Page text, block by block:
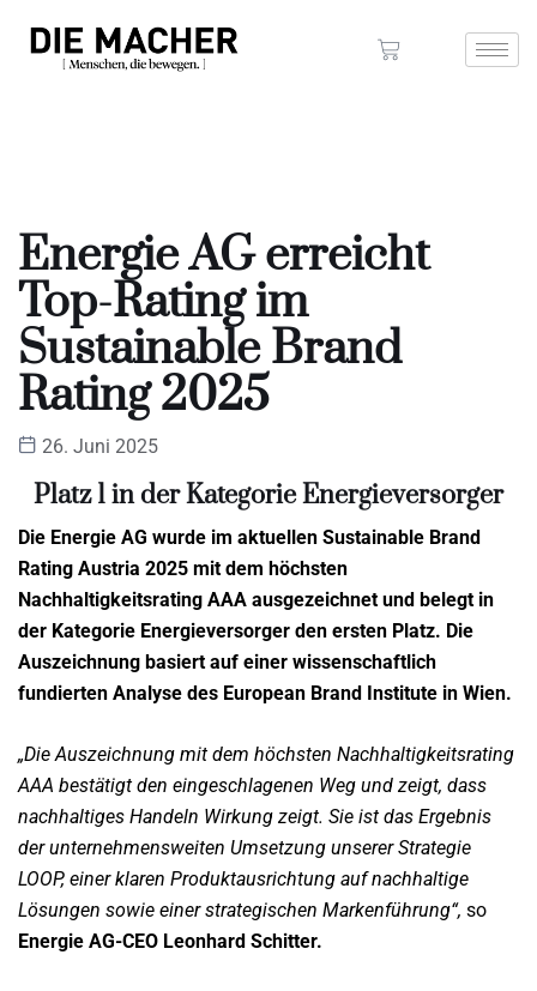
Energie AG erreicht
Top-Rating im
Sustainable Brand
Rating 2025
26. Juni 2025
Platz 1 in der Kategorie Energieversorger
Die Energie AG wurde im aktuellen Sustainable Brand
Rating Austria 2025 mit dem höchsten
Nachhaltigkeitsrating AAA ausgezeichnet und belegt in
der Kategorie Energieversorger den ersten Platz. Die
Auszeichnung basiert auf einer wissenschaftlich
fundierten Analyse des European Brand Institute in Wien.
„Die Auszeichnung mit dem höchsten Nachhaltigkeitsrating
AAA bestätigt den eingeschlagenen Weg und zeigt, dass
nachhaltiges Handeln Wirkung zeigt. Sie ist das Ergebnis
der unternehmensweiten Umsetzung unserer Strategie
LOOP, einer klaren Produktausrichtung auf nachhaltige
Lösungen sowie einer strategischen Markenführung“, so
Energie AG-CEO Leonhard Schitter.